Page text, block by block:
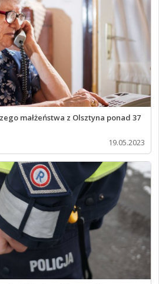
małżeństwa z Olsztyna ponad 37
19.05.2023